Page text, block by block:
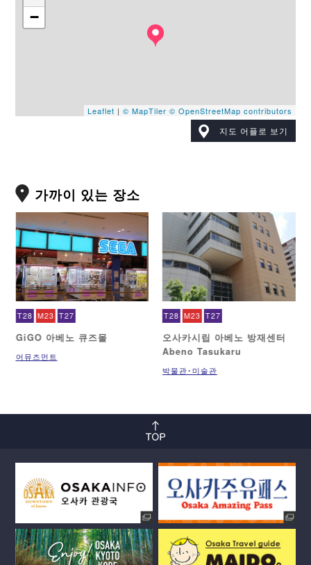
−
Leaflet | © MapTiler © OpenStreetMap contributors
지도 어플로 보기
가까이 있는 장소
T28 M23 T27
GiGO 아베노 큐즈몰
어뮤즈먼트
T28 M23 T27
오사카시립 아베노 방재센터
Abeno Tasukaru
박물관･미술관